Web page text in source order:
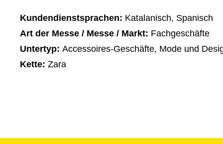
Kundendienstsprachen: Katalanisch, Spanisch
Art der Messe / Messe / Markt: Fachgeschäfte
Untertyp: Accessoires-Geschäfte, Mode und
Kette: Zara